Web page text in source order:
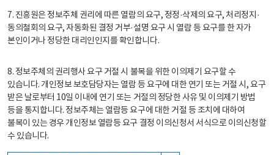
7. 진흥원은 정보주체 권리에 따른 열람의 요구, 정정·삭제의 요구, 처리정지·
동의철회의 요구, 자동화된 결정 거부·설명 요구 시 열람 등 요구를 한 자가
본인이거나 정당한 대리인인지를 확인합니다.
8. 정보주체의 권리행사 요구 거절 시 불복을 위한 이의제기 요구할 수
있습니다. 개인정보 보호담당자는 열람 등 요구에 대한 연기 또는 거절 시, 요구
받은 날로부터 10일 이내에 연기 또는 거절의 정당한 사유 및 이의제기 방법
등을 통지합니다. 정보주체는 열람등 요구에 대한 거절 등 조치에 대하여
불복이 있는 경우 개인정보 열람등 요구 결정 이의신청서 서식으로 이의신청할
수 있습니다.